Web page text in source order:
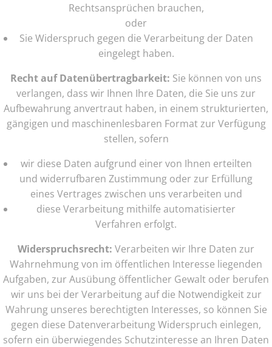
Rechtsansprüchen brauchen,
oder
Sie Widerspruch gegen die Verarbeitung der Daten
eingelegt haben.
Recht auf Datenübertragbarkeit: Sie können von uns
verlangen, dass wir Ihnen Ihre Daten, die Sie uns zur
Aufbewahrung anvertraut haben, in einem strukturierten,
gängigen und maschinenlesbaren Format zur Verfügung
stellen, sofern
wir diese Daten aufgrund einer von Ihnen erteilten
und widerrufbaren Zustimmung oder zur Erfüllung
eines Vertrages zwischen uns verarbeiten und
diese Verarbeitung mithilfe automatisierter
Verfahren erfolgt.
Widerspruchsrecht: Verarbeiten wir Ihre Daten zur
Wahrnehmung von im öffentlichen Interesse liegenden
Aufgaben, zur Ausübung öffentlicher Gewalt oder berufen
wir uns bei der Verarbeitung auf die Notwendigkeit zur
Wahrung unseres berechtigten Interesses, so können Sie
gegen diese Datenverarbeitung Widerspruch einlegen,
sofern ein überwiegendes Schutzinteresse an Ihren Daten